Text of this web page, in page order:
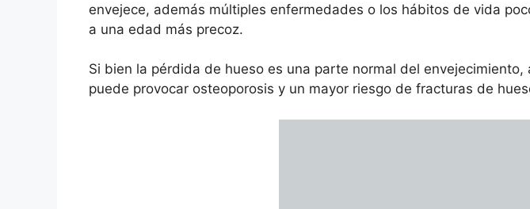
envejece, además múltiples enfermedades o los hábitos de vida
a una edad más precoz.
Si bien la pérdida de hueso es una parte normal del
puede provocar osteoporosis y un mayor riesgo de fracturas de